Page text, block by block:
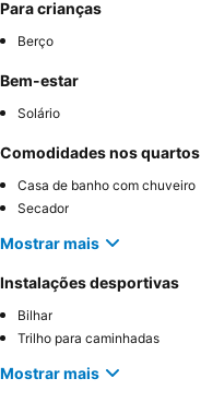
Para crianças
Berço
Bem-estar
Solário
Comodidades nos quartos
Casa de banho com chuveiro
Secador
Mostrar mais
Instalações desportivas
Bilhar
Trilho para caminhadas
Mostrar mais